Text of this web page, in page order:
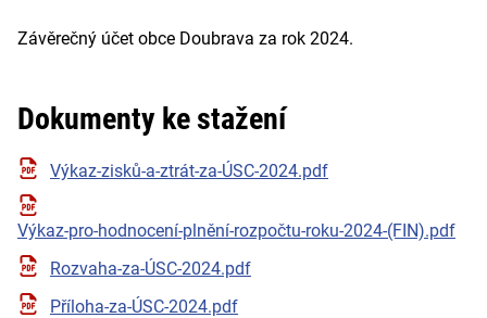
Závěrečný účet obce Doubrava za rok 2024.
Dokumenty ke stažení
Výkaz-zisků-a-ztrát-za-ÚSC-2024.pdf
Výkaz-pro-hodnocení-plnění-rozpočtu-roku-2024-(FIN).pdf
Rozvaha-za-ÚSC-2024.pdf
Příloha-za-ÚSC-2024.pdf